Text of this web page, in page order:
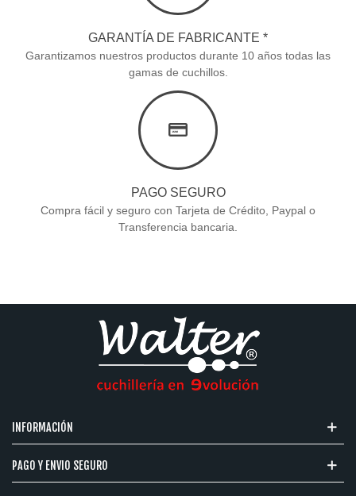
GARANTÍA DE FABRICANTE *
Garantizamos nuestros productos durante 10 años todas las
gamas de cuchillos.
PAGO SEGURO
Compra fácil y seguro con Tarjeta de Crédito, Paypal o
Transferencia bancaria.
INFORMACIÓN
PAGO Y ENVIO SEGURO